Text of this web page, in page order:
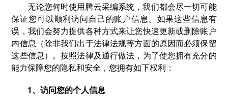
无论您何时使用腾云采编系统，我们都会尽一切可能
保证您可以顺利访问自己的账户信息。如果这些信息有
误，我们会努力提供各种方式来让您快速更新或删除账户
内信息（除非我们出于法律法规等方面的原因而必须保留
这些信息）。按照法律及通行做法，为了使您拥有充分的
能力保障您的隐私和安全，您拥有如下权利：
1、访问您的个人信息